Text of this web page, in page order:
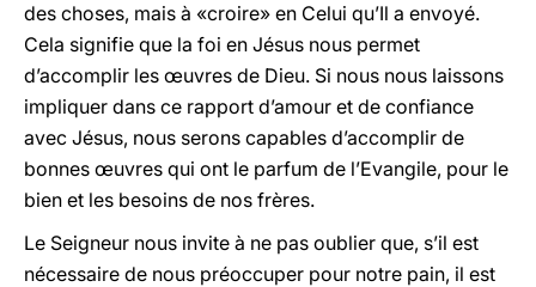
des choses, mais à «croire» en Celui qu’Il a envoyé.
Cela signifie que la foi en Jésus nous permet
d’accomplir les œuvres de Dieu. Si nous nous laissons
impliquer dans ce rapport d’amour et de confiance
avec Jésus, nous serons capables d’accomplir de
bonnes œuvres qui ont le parfum de l’Evangile, pour le
bien et les besoins de nos frères.
Le Seigneur nous invite à ne pas oublier que, s’il est
nécessaire de nous préoccuper pour notre pain, il est